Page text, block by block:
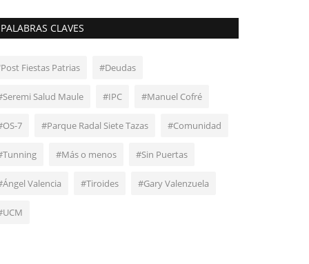
PALABRAS CLAVES
Fiestas Patrias #Deudas
Salud Maule #IPC #Manuel Cofré
7 #Parque Radal Siete Tazas #Comunidad
#Más o menos #Sin Puertas
Valencia #Tiroides #Gary Valenzuela